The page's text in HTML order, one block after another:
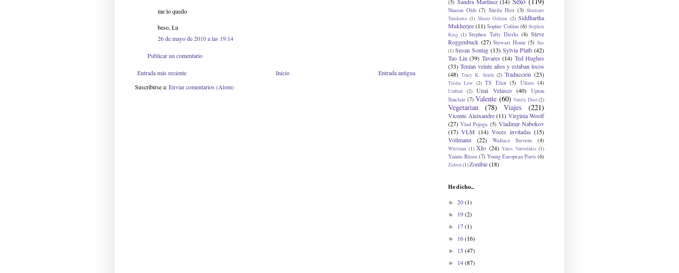
me lo quedo
beso, Lu
26 de mayo de 2010 a las 19:14
Publicar un comentario
Entrada más reciente Entrada antigua
Inicio
Suscribirse a:Enviar comentarios (Atom)
(5)
Sharon Olds (7) Sheila Heti (3) Shuntaro
Tanikawa (1) Shuzo Oshimi (2) Siddhartha
Mukherjee (11) Sophie Collins (6) Stephen
King (1) Stephen Tully Dierks (8) Steve
Roggenbuck (27) Stewart Home (5) Sus
(1) Susan Sontag (13) Sylvia Plath (42)
Tao Lin (39) Tavares (14) Ted Hughes
(33) Tenían veinte años y estaban locos
(48) Tracy K. Smith (2) Traducción (23)
Trisha Low (2) TS Eliot (5) Ulises (4)
Umbral (2) Unai Velasco (40)
Upton
Sinclair (7) Valente (60) Vanity Dust(2)
Vegetarian (78) Viajes (221)
Vicente Aleixandre (11) Virginia Woolf
(27) Vlad Pojoga (5) Vladimir Nabokov
(17) VLM (14) Voces invitadas (15)
Vollmann
(22) Wallace Stevens (4)
Whitman (1) XIo (24) Yanis Varoufakis (1)
Yannis Ritsos (7) Young European Poets (6)
Zidrou(1)Zombie(18)
He dicho...
► 20(1)
► 19(2)
► 17(1)
► 16(16)
► 15(47)
► 14(87)